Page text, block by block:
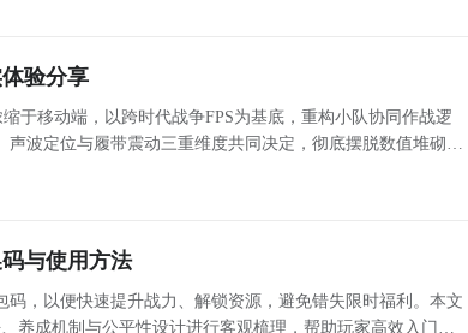
验分享
于移动端，以跨时代战争FPS为基底，重构小队协同作战逻
波定位与履带震动三重维度共同决定，彻底摆脱数值堆砌的
与使用方法
，以便快速提升战力、解锁资源，避免错失限时福利。本文
养成机制与公平性设计进行客观梳理，帮助玩家高效入门。